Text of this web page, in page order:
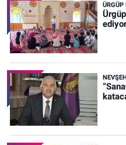
ÜRGÜP
ediyor